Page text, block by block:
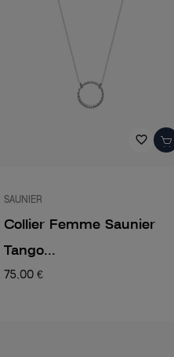
favorite_border
SAUNIER
Collier Femme Saunier
Tango...
75,00 €